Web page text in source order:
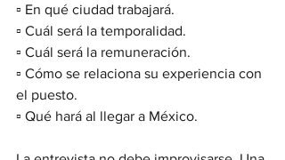
▫️ En qué ciudad trabajará.
▫️ Cuál será la temporalidad.
▫️ Cuál será la remuneración.
▫️ Cómo se relaciona su experiencia con
el puesto.
▫️ Qué hará al llegar a México.